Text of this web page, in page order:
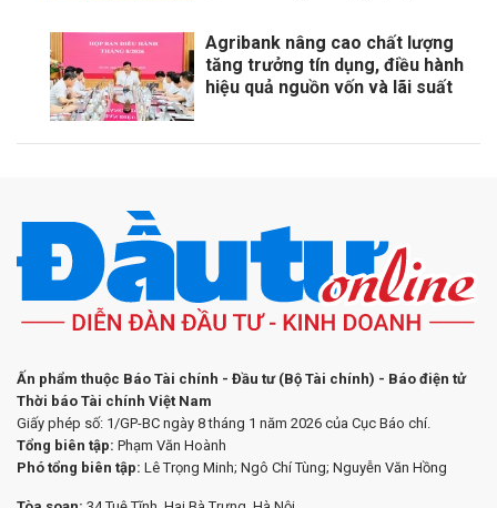
Agribank nâng cao chất lượng
tăng trưởng tín dụng, điều hành
hiệu quả nguồn vốn và lãi suất
Ấn phẩm thuộc Báo Tài chính - Đầu tư (Bộ Tài chính) - Báo điện tử
Thời báo Tài chính Việt Nam
Giấy phép số: 1/GP-BC ngày 8 tháng 1 năm 2026 của Cục Báo chí.
Tổng biên tập: Phạm Văn Hoành
Phó tổng biên tập: Lê Trọng Minh; Ngô Chí Tùng; Nguyễn Văn Hồng